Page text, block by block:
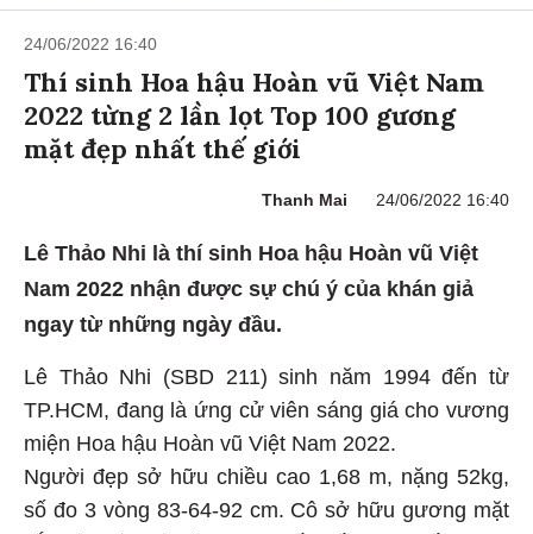
24/06/2022 16:40
Thí sinh Hoa hậu Hoàn vũ Việt Nam
2022 từng 2 lần lọt Top 100 gương
mặt đẹp nhất thế giới
Thanh Mai 24/06/2022 16:40
Lê Thảo Nhi là thí sinh Hoa hậu Hoàn vũ Việt
Nam 2022 nhận được sự chú ý của khán giả
ngay từ những ngày đầu.
Lê Thảo Nhi (SBD 211) sinh năm 1994 đến từ
TP.HCM, đang là ứng cử viên sáng giá cho vương
miện Hoa hậu Hoàn vũ Việt Nam 2022.
Người đẹp sở hữu chiều cao 1,68 m, nặng 52kg,
số đo 3 vòng 83-64-92 cm. Cô sở hữu gương mặt